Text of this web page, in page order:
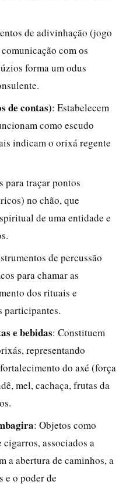
de adivinhação (jogo
com os
forma um odus
de contas): Estabelecem
como escudo
indicam o orixá regente
para traçar pontos
no chão, que
de uma entidade e
de percussão
para chamar as
dos rituais e
participantes.
e bebidas: Constituem
representando
do axé (força
mel, cachaça, frutas da
: Objetos como
cigarros, associados a
a abertura de caminhos, a
e o poder de